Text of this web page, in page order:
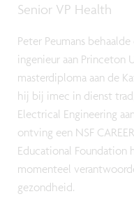
Senior VP Health
Peter Peumans
ingenieur aan Princeton
masterdiploma aan de
hij bij imec in dienst
Electrical Engineering
ontving een NSF
Educational Foundation
momenteel
gezondheid.